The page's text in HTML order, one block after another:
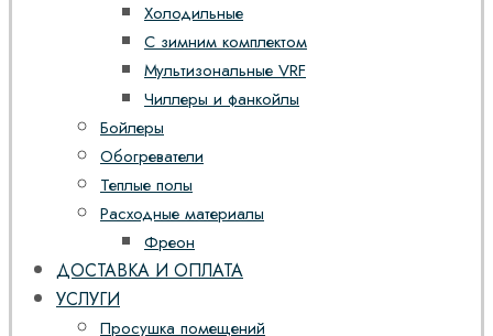
Холодильные
С зимним комплектом
Мультизональные VRF
Чиллеры и фанкойлы
Бойлеры
Обогреватели
Теплые полы
Расходные материалы
Фреон
ДОСТАВКА И ОПЛАТА
УСЛУГИ
Просушка помещений